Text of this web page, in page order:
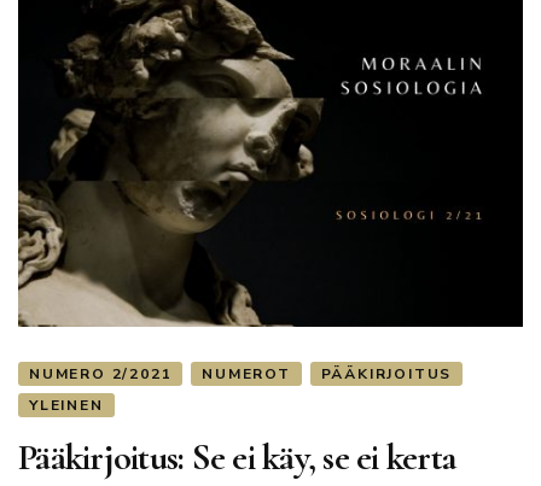
NUMERO 2/2021 NUMEROT
PÄÄKIRJOITUS
YLEINEN
Pääkirjoitus: Se ei käy, se ei kerta